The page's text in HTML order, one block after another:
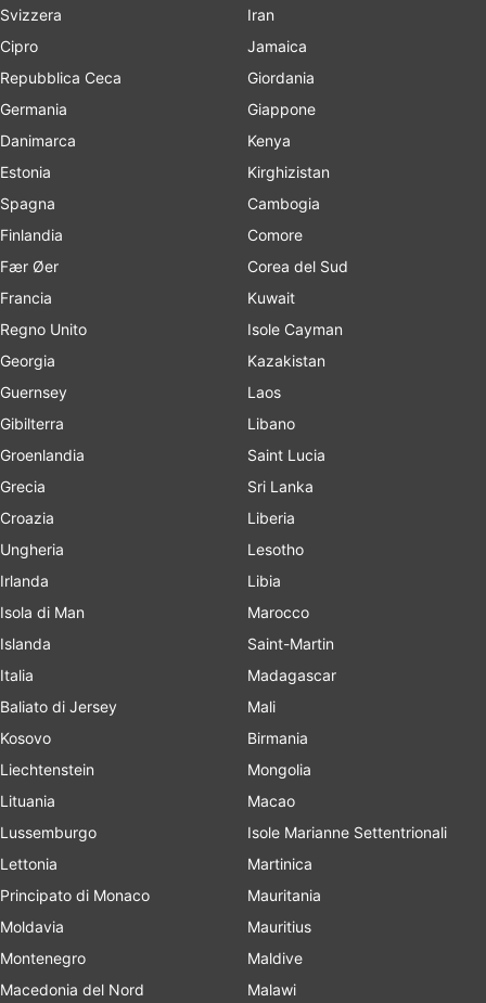
Svizzera
Cipro
Repubblica Ceca
Germania
Danimarca
Estonia
Spagna
Finlandia
Fær Øer
Francia
Regno Unito
Georgia
Guernsey
Gibilterra
Groenlandia
Grecia
Croazia
Ungheria
Irlanda
Isola di Man
Islanda
Italia
Baliato di Jersey
Kosovo
Liechtenstein
Lituania
Lussemburgo
Lettonia
Principato di Monaco
Moldavia
Montenegro
Macedonia del Nord
Iran
Jamaica
Giordania
Giappone
Kenya
Kirghizistan
Cambogia
Comore
Corea del Sud
Kuwait
Isole Cayman
Kazakistan
Laos
Libano
Saint Lucia
Sri Lanka
Liberia
Lesotho
Libia
Marocco
Saint-Martin
Madagascar
Mali
Birmania
Mongolia
Macao
Isole Marianne Settentrionali
Martinica
Mauritania
Mauritius
Maldive
Malawi